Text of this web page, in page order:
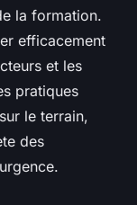
la formation.
efficacement
et les
pratiques
le terrain,
des